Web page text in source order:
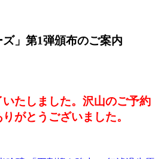
」第1弾頒布のご案内
いたしました。沢山のご予約
りがとうございました。